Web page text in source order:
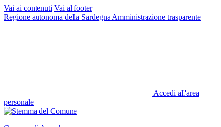
Vai ai contenuti Vai al footer
Regione autonoma della Sardegna Amministrazione trasparente
Accedi all'area
personale